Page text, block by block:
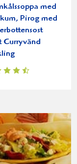
med
Pirog med
Curryvänd